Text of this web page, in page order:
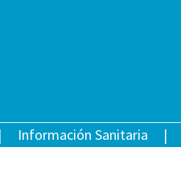
Información Sanitaria